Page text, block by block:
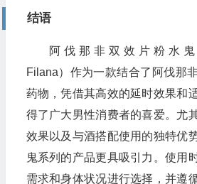
结语
阿伐那非双效片粉水鬼
Filana）作为一款结合了阿伐那
药物，凭借其高效的延时效果和
得了广大男性消费者的喜爱。尤
效果以及与酒搭配使用的独特优
鬼系列的产品更具吸引力。使用
需求和身体状况进行选择，并遵